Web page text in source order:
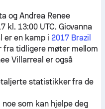
ogAndrea Renee
kl. 13:00 UTC. Giovanna
er en kamp i 2017 Brazil
fra tidligere møter mellom
Villarreal er også
statistikker fra de
som kan hjelpe deg